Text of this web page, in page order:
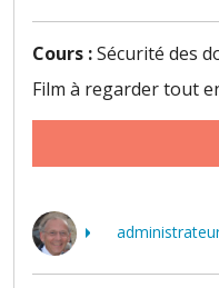
Cours :Sécurité des
Film à regarder tout